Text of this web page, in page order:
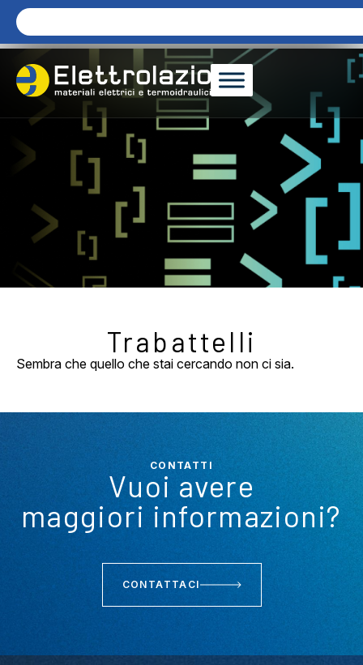
Trabattelli
Sembra che quello che stai cercando non ci sia.
CONTATTI
Vuoi avere
maggiori informazioni?
CONTATTACI